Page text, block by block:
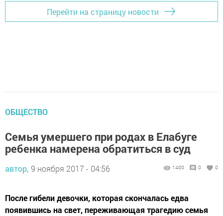
Перейти на страницу новости
ОБЩЕСТВО
Семья умершего при родах в Елабуге
ребенка намерена обратиться в суд
автор, 9 ноября 2017 - 04:56 1400 0 0
После гибели девочки, которая скончалась едва
появившись на свет, переживающая трагедию семья